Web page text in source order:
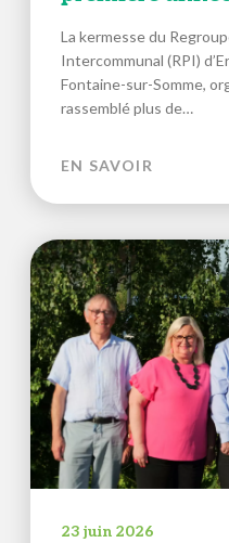
La kermesse du
Intercommunal (RPI)
Fontaine-sur-Somme,
rassemblé plus de…
EN SAVOIR
23 juin 2026